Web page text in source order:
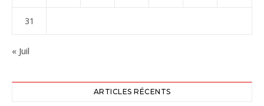
31
« Juil
ARTICLES RÉCENTS